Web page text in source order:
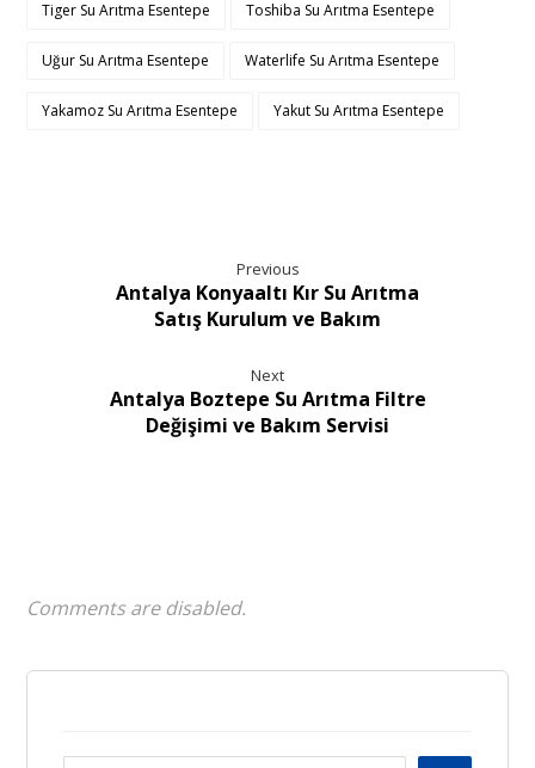
Tiger Su Arıtma Esentepe Toshiba Su Arıtma Esentepe
Uğur Su Arıtma Esentepe Waterlife Su Arıtma Esentepe
Yakamoz Su Arıtma Esentepe Yakut Su Arıtma Esentepe
Previous
Antalya Konyaaltı Kır Su Arıtma
Satış Kurulum ve Bakım
Next
Antalya Boztepe Su Arıtma Filtre
Değişimi ve Bakım Servisi
Comments are disabled.